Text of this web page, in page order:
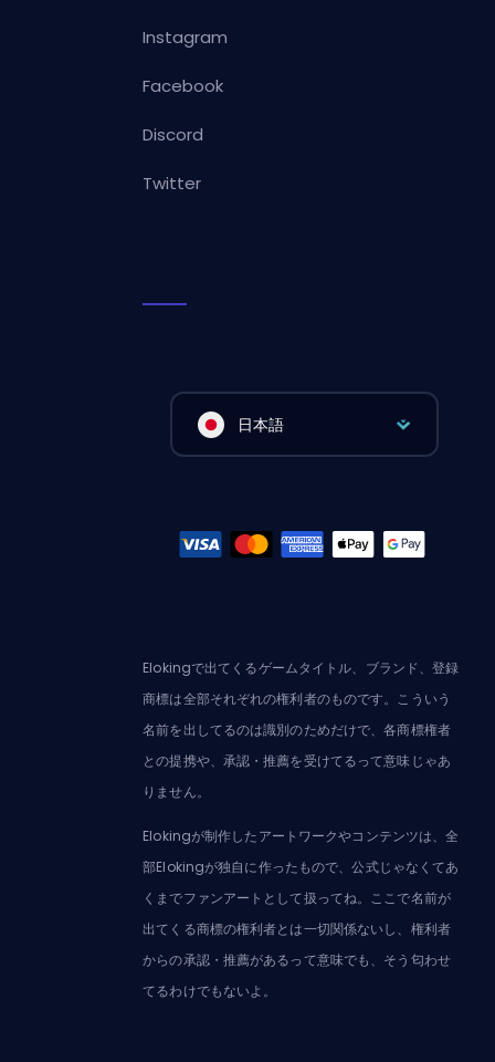
Instagram
Facebook
Discord
Twitter
日本語
Elokingで出てくるゲームタイトル、ブランド、登録
商標は全部それぞれの権利者のものです。こういう
名前を出してるのは識別のためだけで、各商標権者
との提携や、承認・推薦を受けてるって意味じゃあ
りません。
Elokingが制作したアートワークやコンテンツは、全
部Elokingが独自に作ったもので、公式じゃなくてあ
くまでファンアートとして扱ってね。ここで名前が
出てくる商標の権利者とは一切関係ないし、権利者
からの承認・推薦があるって意味でも、そう匂わせ
てるわけでもないよ。